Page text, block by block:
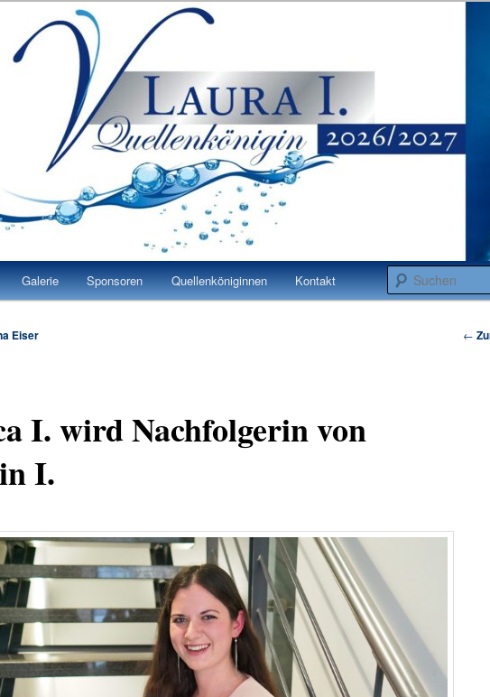
Vilbel
I.
Galerie Sponsoren Quellenköniginnen Kontakt
←
I. wird Nachfolgerin von
I.
Eiser